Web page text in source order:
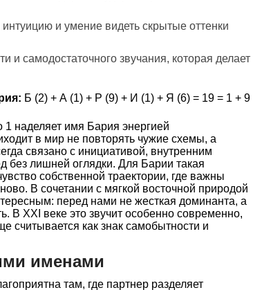
и умение видеть скрытые оттенки
и самодостаточного звучания, которая делает
Б (2) + А (1) + Р (9) + И (1) + Я (6) = 19 = 1 + 9
1 наделяет имя Бария энергией
в мир не повторять чужие схемы, а
связано с инициативой, внутренним
без лишней оглядки. Для Барии такая
собственной траектории, где важны
В сочетании с мягкой восточной природой
перед нами не жесткая доминанта, а
В XXI веке это звучит особенно современно,
считывается как знак самобытности и
именами
там, где партнер разделяет